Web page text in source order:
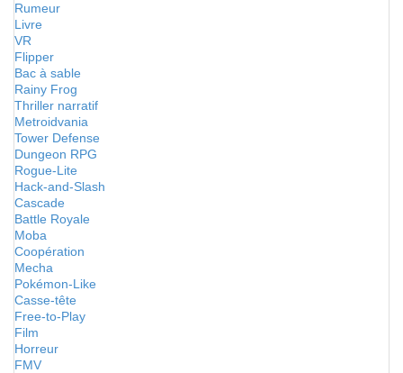
Rumeur
Livre
VR
Flipper
Bac à sable
Rainy Frog
Thriller narratif
Metroidvania
Tower Defense
Dungeon RPG
Rogue-Lite
Hack-and-Slash
Cascade
Battle Royale
Moba
Coopération
Mecha
Pokémon-Like
Casse-tête
Free-to-Play
Film
Horreur
FMV